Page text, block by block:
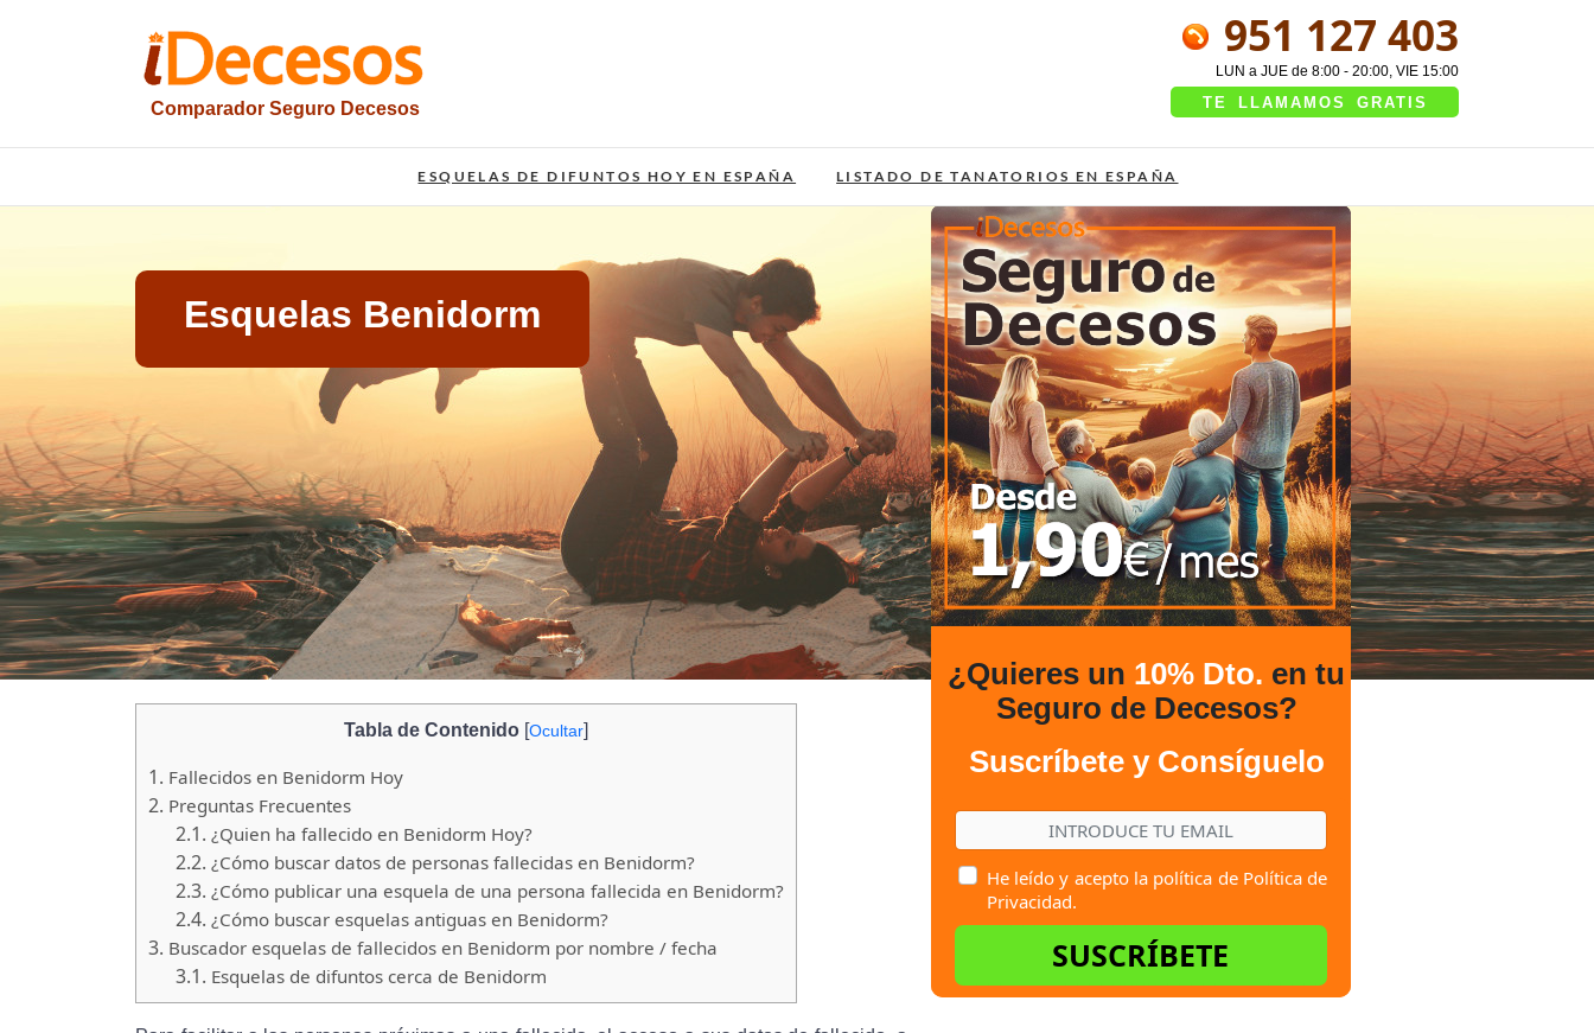
Comparador Seguro Decesos
iesquelas
951 127 403
LUN a JUE de 8:00 - 20:00, VIE 15:00
TE LLAMAMOS GRATIS
ESQUELAS DE DIFUNTOS HOY EN ESPAÑA LISTADO DE TANATORIOS EN ESPAÑA
¿Quieres un 10% Dto. en tu
Seguro de Decesos?
Suscríbete y Consíguelo
He leído y acepto la política de Política de
Privacidad.
SUSCRÍBETE
Esquelas Benidorm
Tabla de Contenido [Ocultar]
1. Fallecidos en Benidorm Hoy
2. Preguntas Frecuentes
2.1. ¿Quien ha fallecido en Benidorm Hoy?
2.2. ¿Cómo buscar datos de personas fallecidas en Benidorm?
2.3. ¿Cómo publicar una esquela de una persona fallecida en Benidorm?
2.4. ¿Cómo buscar esquelas antiguas en Benidorm?
3. Buscador esquelas de fallecidos en Benidorm por nombre / fecha
3.1. Esquelas de difuntos cerca de Benidorm